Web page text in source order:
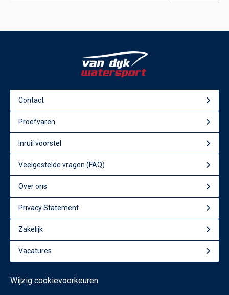
Contact
Proefvaren
Inruil voorstel
Veelgestelde vragen (FAQ)
Over ons
Privacy Statement
Zakelijk
Vacatures
Wijzig cookievoorkeuren